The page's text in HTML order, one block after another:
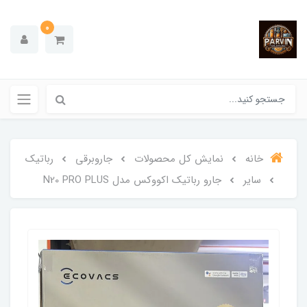
0
خانه نمایش کل محصولات جاروبرقی
رباتیک
سایر
جارو رباتیک اکووکس مدل N20 PRO PLUS